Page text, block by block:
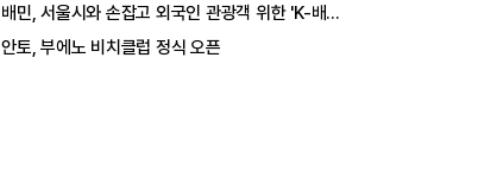
배민, 서울시와 손잡고 외국인 관광객 위한 'K-배달' 문화 개척
안토, 부에노 비치클럽 정식 오픈